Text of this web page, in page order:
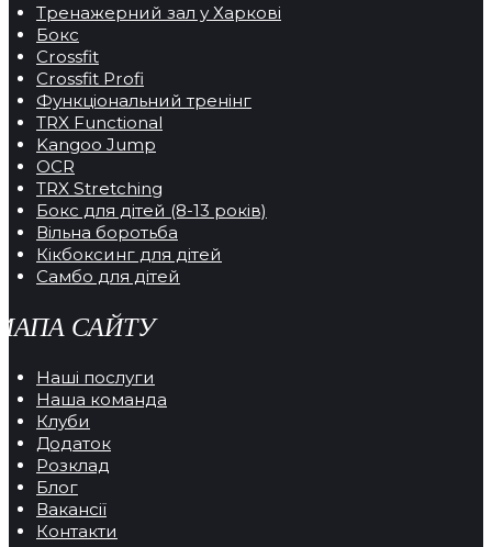
Тренажерний зал у Харкові
Бокс
Crossfit
Crossfit Profi
Функціональний тренінг
TRX Functional
Kangoo Jump
OCR
TRX Stretching
Бокс для дітей (8-13 років)
Вільна боротьба
Кікбоксинг для дітей
Самбо для дітей
САЙТУ
Наші послуги
Наша команда
Клуби
Додаток
Розклад
Блог
Вакансії
Контакти